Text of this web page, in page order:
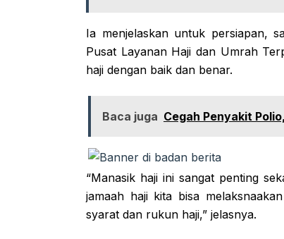
Ia menjelaskan untuk persiapan,
Pusat Layanan Haji dan Umrah
haji dengan baik dan benar.
Baca juga Cegah Penyakit
“Manasik haji ini sangat penting
jamaah haji kita bisa
syarat dan rukun haji,” jelasnya.